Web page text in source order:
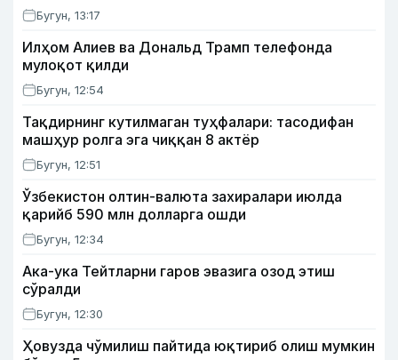
Бугун, 13:17
Илҳом Алиев ва Дональд Трамп телефонда
мулоқот қилди
Бугун, 12:54
Тақдирнинг кутилмаган туҳфалари: тасодифан
машҳур ролга эга чиққан 8 актёр
Бугун, 12:51
Ўзбекистон олтин-валюта захиралари июлда
қарийб 590 млн долларга ошди
Бугун, 12:34
Ака-ука Тейтларни гаров эвазига озод этиш
сўралди
Бугун, 12:30
Ҳовузда чўмилиш пайтида юқтириб олиш мумкин